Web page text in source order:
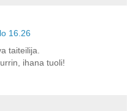
16.26
taiteilija.
ihana tuoli!